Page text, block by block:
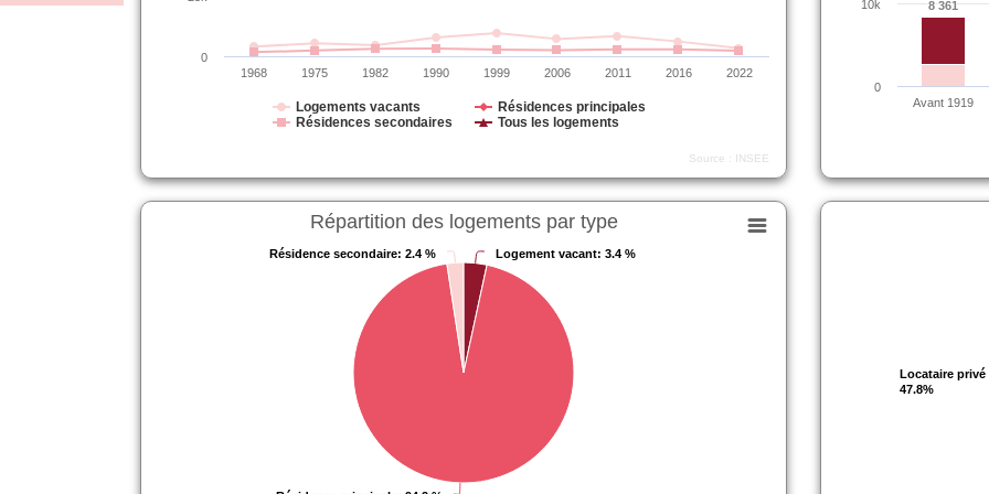
Source : INSEE
Logements vacants
Résidences principales
Résidences secondaires
Tous les logements
1968 1975 1982 1990 1999 2006 2011 2016 2022
0
8 361
8 361
Avant 1919
0
10k
Répartition des logements par type
Logement vacant: 3.4 %
Logement vacant: 3.4 %
Résidence secondaire: 2.4 %
Résidence secondaire: 2.4 %
Locataire privé
47.8%
Locataire privé
47.8%